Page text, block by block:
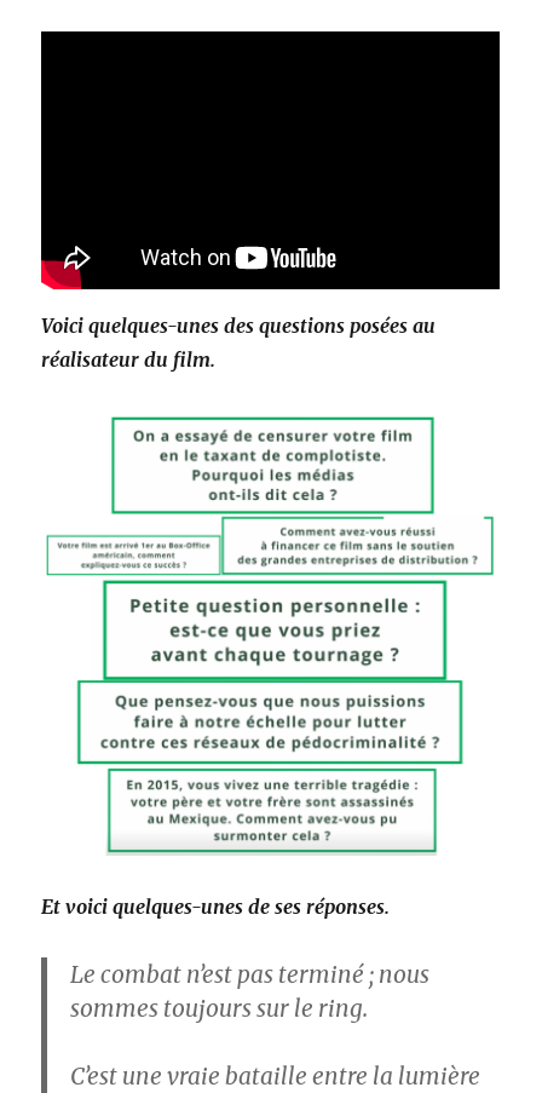
Voici quelques-unes des questions posées au
réalisateur du film.
Et voici quelques-unes de ses réponses.
Le combat n’est pas terminé ; nous
sommes toujours sur le ring.
C’est une vraie bataille entre la lumière